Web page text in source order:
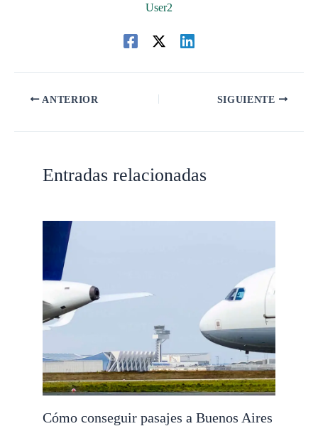
User2
ANTERIOR SIGUIENTE
Entradas relacionadas
Cómo conseguir pasajes a Buenos Aires